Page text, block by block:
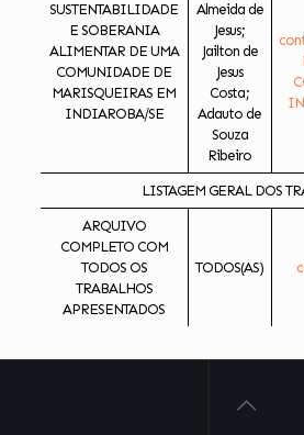
SUSTENTABILIDADE
E SOBERANIA
ALIMENTAR DE UMA
COMUNIDADE DE
MARISQUEIRAS EM
INDIAROBA/SE
Almeida de
Jesus;
Jailton de
Jesus
Costa;
Adauto de
Souza
Ribeiro
LISTAGEM GERAL DOS
ARQUIVO
COMPLETO COM
TODOS OS
TRABALHOS
APRESENTADOS
TODOS(AS)